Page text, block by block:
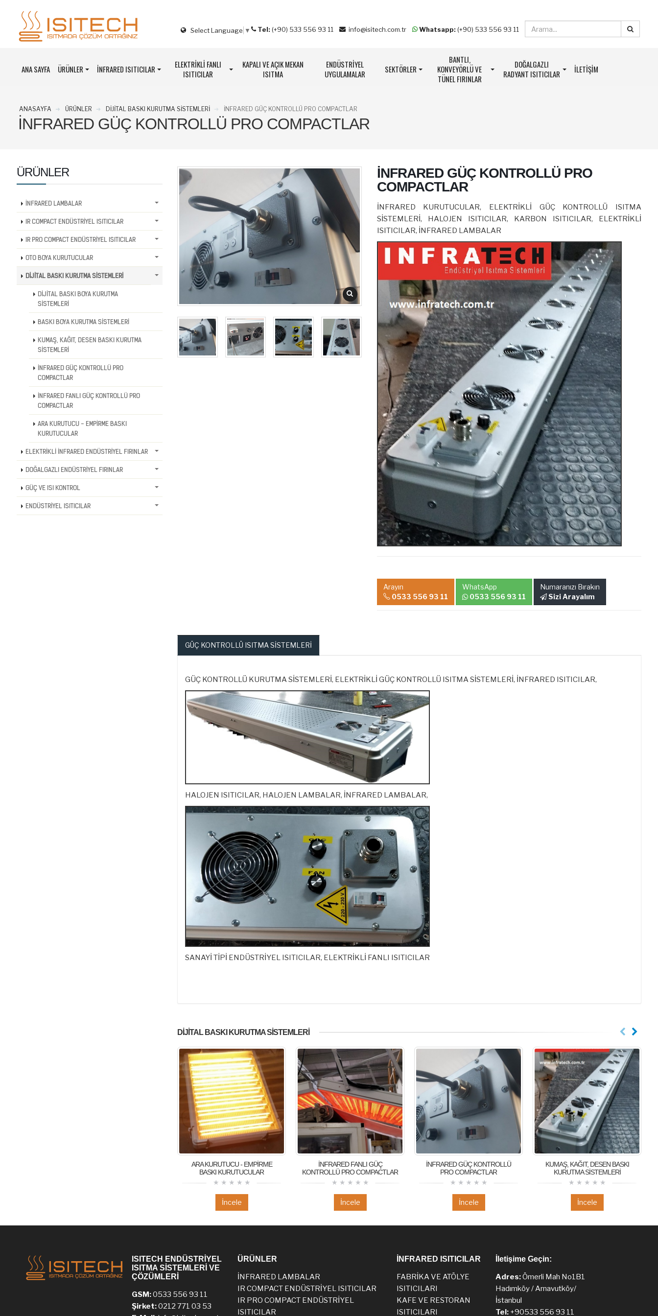
Select Language ▼ Tel: (+90) 533 556 93 11 info@isitech.com.tr Whatsapp: (+90) 533 556 93 11
ANA SAYFA ÜRÜNLER İNFRARED ISITICILAR
ELEKTRİKLİ FANLI
ISITICILAR
KAPALI VE AÇIK MEKAN
ISITMA
ENDÜSTRİYEL
UYGULAMALAR
SEKTÖRLER
BANTLI,
KONVEYÖRLÜ VE
TÜNEL FIRINLAR
DOĞALGAZLI
RADYANT ISITICILAR
İLETIŞIM
ANASAYFA ÜRÜNLER DİJİTAL BASKI KURUTMA SİSTEMLERİ İNFRARED GÜÇ KONTROLLÜ PRO COMPACTLAR
İNFRARED GÜÇ KONTROLLÜ PRO COMPACTLAR
İNFRARED GÜÇ KONTROLLÜ PRO
COMPACTLAR
İNFRARED KURUTUCULAR, ELEKTRİKLİ GÜÇ KONTROLLÜ ISITMA
SİSTEMLERİ, HALOJEN ISITICILAR, KARBON ISITICILAR, ELEKTRİKLİ
ISITICILAR, İNFRARED LAMBALAR
Arayın
0533 556 93 11
WhatsApp
0533 556 93 11
Numaranızı Bırakın
Sizi Arayalım
GÜÇ KONTROLLÜ ISITMA SİSTEMLERİ
GÜÇ KONTROLLÜ KURUTMA SİSTEMLERİ, ELEKTRİKLİ GÜÇ KONTROLLÜ ISITMA SİSTEMLERİ, İNFRARED ISITICILAR,
HALOJEN ISITICILAR, HALOJEN LAMBALAR, İNFRARED LAMBALAR,
SANAYİ TİPİ ENDÜSTRİYEL ISITICILAR, ELEKTRİKLİ FANLI ISITICILAR
DİJİTAL BASKI KURUTMA SİSTEMLERİ
ARA KURUTUCU - EMPİRME
BASKI KURUTUCULAR
İncele
İNFRARED FANLI GÜÇ
KONTROLLÜ PRO COMPACTLAR
İncele
İNFRARED GÜÇ KONTROLLÜ
PRO COMPACTLAR
İncele
KUMAŞ, KAĞIT, DESEN BASKI
KURUTMA SİSTEMLERİ
İncele
ÜRÜNLER
İNFRARED LAMBALAR
IR COMPACT ENDÜSTRİYEL ISITICILAR
IR PRO COMPACT ENDÜSTRİYEL ISITICILAR
OTO BOYA KURUTUCULAR
DİJİTAL BASKI KURUTMA SİSTEMLERİ
DİJİTAL BASKI BOYA KURUTMA
SİSTEMLERİ
BASKI BOYA KURUTMA SİSTEMLERİ
KUMAŞ, KAĞIT, DESEN BASKI KURUTMA
SİSTEMLERİ
İNFRARED GÜÇ KONTROLLÜ PRO
COMPACTLAR
İNFRARED FANLI GÜÇ KONTROLLÜ PRO
COMPACTLAR
ARA KURUTUCU - EMPİRME BASKI
KURUTUCULAR
ELEKTRİKLİ İNFRARED ENDÜSTRİYEL FIRINLAR
DOĞALGAZLI ENDÜSTRİYEL FIRINLAR
GÜÇ VE ISI KONTROL
ENDÜSTRİYEL ISITICILAR
ISITECH ENDÜSTRİYEL
ISITMA SİSTEMLERİ VE
ÇÖZÜMLERİ
GSM:0533 556 93 11
Şirket:0212 771 03 53
ÜRÜNLER
İNFRARED LAMBALAR
IR COMPACT ENDÜSTRİYEL ISITICILAR
IR PRO COMPACT ENDÜSTRİYEL
ISITICILAR
İNFRARED ISITICILAR
FABRİKA VE ATÖLYE
ISITICILARI
KAFE VE RESTORAN
ISITICILARI
İletişime Geçin:
Adres:Ömerli Mah No1B1
Hadımköy / Arnavutköy/
İstanbul
Tel: +90533 556 93 11